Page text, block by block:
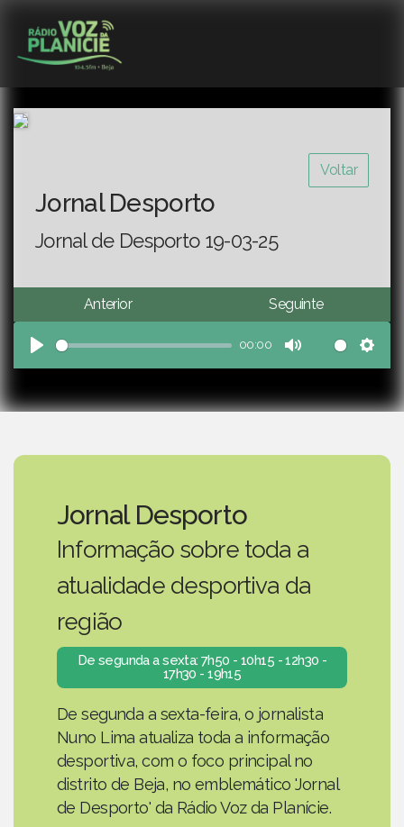
Voltar
Jornal Desporto
Jornal de Desporto 19-03-25
Anterior Seguinte
Play
00:00
Mute
Jornal Desporto
Informação sobre toda a
atualidade desportiva da
região
De segunda a sexta: 7h50 - 10h15 - 12h30 -
17h30 - 19h15
De segunda a sexta-feira, o jornalista
Nuno Lima atualiza toda a informação
desportiva, com o foco principal no
distrito de Beja, no emblemático 'Jornal
de Desporto' da Rádio Voz da Planície.